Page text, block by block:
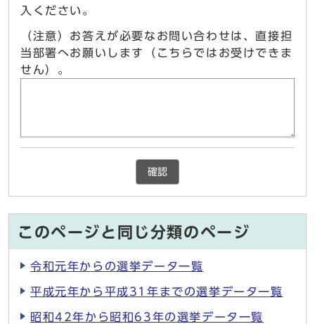
入ください。
（注意）お答えが必要なお問い合わせは、直接担
当部署へお願いします（こちらではお受けできま
せん）。
確認
このページと同じ分類のページ
令和元年からの選挙データ一覧
平成元年から平成31年までの選挙データ一覧
昭和42年から昭和63年の選挙データ一覧